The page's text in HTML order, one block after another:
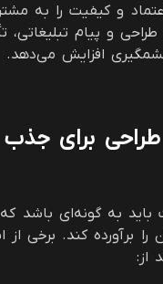
و کیفیت را به
و پیام تبلیغاتی،
چشمگیری افزایش می‌دهد.
طراحی برای
به گونه‌ای باشد که
برآورده کند. برخی از
از: